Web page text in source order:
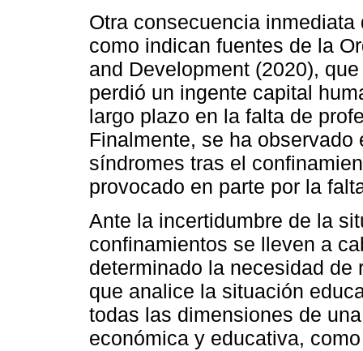
Otra consecuencia
como indican fuentes de la
and Development (2020),
perdió un ingente capital
largo plazo en la falta de
Finalmente, se ha
síndromes tras el
provocado en parte por la
Ante la incertidumbre de la
confinamientos se lleven a
determinado la necesidad
que analice la situación
todas las dimensiones de
económica y educativa,